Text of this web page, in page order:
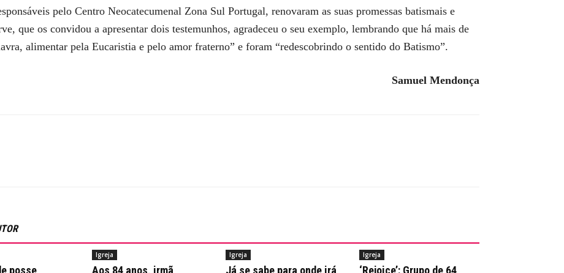
pelo Centro Neocatecumenal Zona Sul Portugal, renovaram as suas promessas batismais e
que os convidou a apresentar dois testemunhos, agradeceu o seu exemplo, lembrando que há mais de
alimentar pela Eucaristia e pelo amor fraterno” e foram “redescobrindo o sentido do Batismo”.
Samuel Mendonça
posse
Igreja
Aos 84 anos, irmã
Igreja
Já se sabe para onde irá
Igreja
‘Rejoice’: Grupo de 64